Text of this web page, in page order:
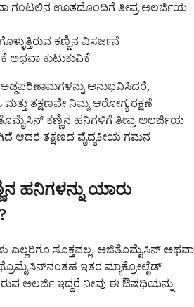
ಗಂಟಲಿನ ಊತದೊಂದಿಗೆ ತೀವ್ರ ಅಲರ್ಜಿಯ
ಕಣ್ಣಿನ ವಿಸರ್ಜನೆ
ಅಥವಾ ಕುಟುಕುವಿಕೆ
ಅನುಭವಿಸಿದರೆ,
ಮತ್ತು ತಕ್ಷಣವೇ ನಿಮ್ಮ ಆರೋಗ್ಯ ರಕ್ಷಣೆ
ಕಣ್ಣಿನ ಹನಿಗಳಿಗೆ ತೀವ್ರ ಅಲರ್ಜಿಯ
ಆದರೆ ತಕ್ಷಣದ ವೈದ್ಯಕೀಯ ಗಮನ
ಹನಿಗಳನ್ನು ಯಾರು
ಎಲ್ಲರಿಗೂ ಸೂಕ್ತವಲ್ಲ. ಅಜಿತೊಮೈಸಿನ್ ಅಥವಾ
ಇತರ ಮ್ಯಾಕ್ರೋಲೈಡ್
ಅಲರ್ಜಿ ಇದ್ದರೆ ನೀವು ಈ ಔಷಧಿಯನ್ನು